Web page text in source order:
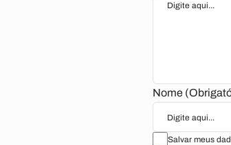
Nome
Salvar meus